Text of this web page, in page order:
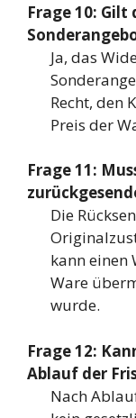
Frage 10:
Ja, das
Recht, den
Preis der
Frage 11:
Die
kann einen
Ware
wurde.
Frage 12:
Ablauf der
Nach